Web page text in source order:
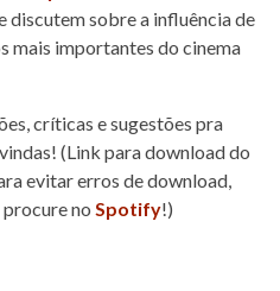
discutem sobre a influência de
mais importantes do cinema
críticas e sugestões pra
(Link para download do
evitar erros de download,
procure no Spotify!)